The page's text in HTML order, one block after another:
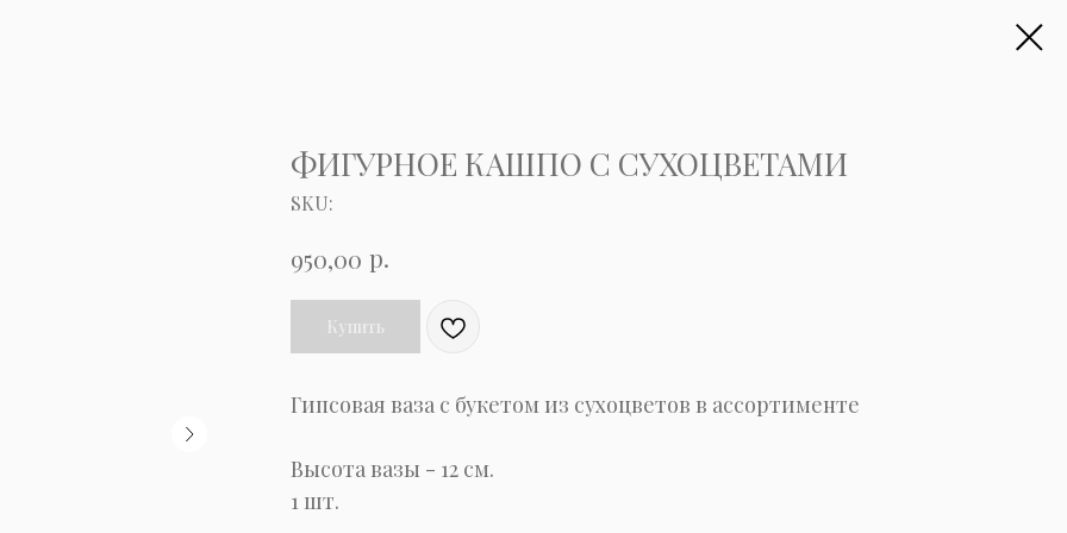
ФИГУРНОЕ КАШПО С СУХОЦВЕТАМИ
SKU:
950,00 р.
Купить
Гипсовая ваза с букетом из сухоцветов в ассортименте
Высота вазы - 12 см.
1 шт.